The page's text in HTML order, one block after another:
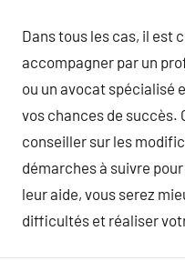
Dans tous les cas, il est
accompagner par un
ou un avocat spécialisé
vos chances de succès.
conseiller sur les
démarches à suivre
leur aide, vous serez
difficultés et réaliser